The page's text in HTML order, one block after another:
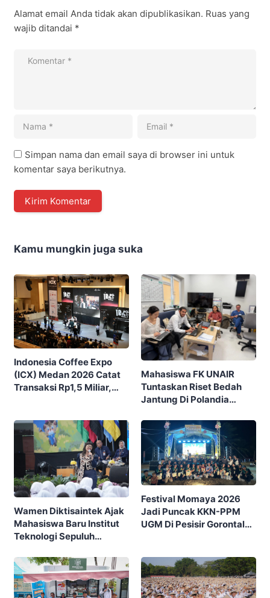
Alamat email Anda tidak akan dipublikasikan. Ruas yang
wajib ditandai *
Simpan nama dan email saya di browser ini untuk
komentar saya berikutnya.
Kamu mungkin juga suka
Indonesia Coffee Expo
(ICX) Medan 2026 Catat
Transaksi Rp1,5 Miliar,
Mahasiswa FK UNAIR
Tuntaskan Riset Bedah
Jantung Di Polandia
SCORE
Wamen Diktisaintek Ajak
Mahasiswa Baru Institut
Teknologi Sepuluh
Kritis Hadapi Euforia AI
Festival Momaya 2026
Jadi Puncak KKN-PPM
UGM Di Pesisir Gorontalo,